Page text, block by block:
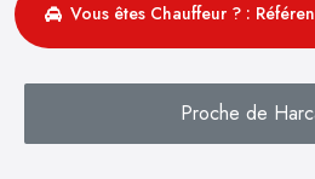
Vous êtes Chauffeur ? :
Proche de